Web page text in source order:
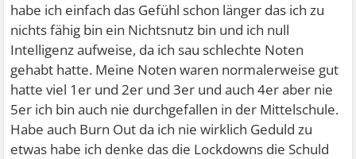
habe ich einfach das Gefühl schon länger das ich zu
nichts fähig bin ein Nichtsnutz bin und ich null
Intelligenz aufweise, da ich sau schlechte Noten
gehabt hatte. Meine Noten waren normalerweise gut
hatte viel 1er und 2er und 3er und auch 4er aber nie
5er ich bin auch nie durchgefallen in der Mittelschule.
Habe auch Burn Out da ich nie wirklich Geduld zu
etwas habe ich denke das die Lockdowns die Schuld